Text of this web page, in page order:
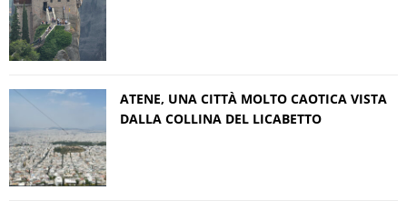
ATENE, UNA CITTÀ MOLTO CAOTICA VISTA
DALLA COLLINA DEL LICABETTO